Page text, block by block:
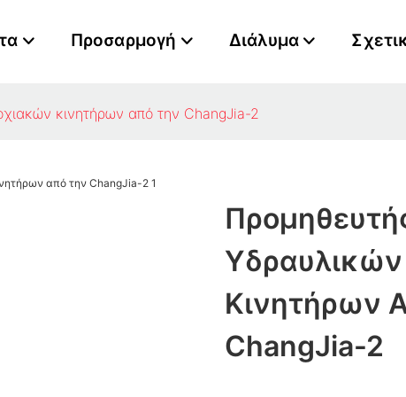
Προσαρμογή Διάλυμα
κινητήρων από την ChangJia-2
Κινητήρων
ChangJia-2